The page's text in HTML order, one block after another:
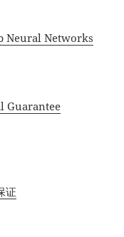
Neural Networks
Guarantee
证